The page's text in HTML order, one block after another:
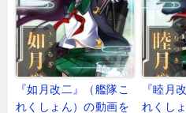
『如月改二』（艦隊こ
れくしょん）の動画を
『睦月
れくし